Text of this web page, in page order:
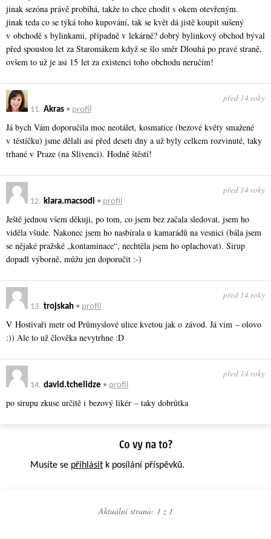
jinak sezóna právě probíhá, takže to chce chodit s okem otevřeným.
jinak teda co se týká toho kupování, tak se květ dá jistě koupit sušený
v obchodě s bylinkami, případně v lekárně? dobrý bylinkový obchod býval
před spoustou let za Staromákem když se šlo směr Dlouhá po pravé straně,
ovšem to už je asi 15 let za existenci toho obchodu neručím!
11. Akras • profil
před 14 roky
Já bych Vám doporučila moc neotálet, kosmatice (bezové květy smažené
v těstíčku) jsme dělali asi před deseti dny a už byly celkem rozvinuté, taky
trhané v Praze (na Slivenci). Hodně štěstí!
12. klara.macsodi • profil
před 14 roky
Ještě jednou všem děkuji, po tom, co jsem bez začala sledovat, jsem ho
viděla všude. Nakonec jsem ho nasbírala u kamarádů na vesnici (bála jsem
se nějaké pražské „kontaminace“, nechtěla jsem ho oplachovat). Sirup
dopadl výborně, můžu jen doporučit :-)
13. trojskah • profil
před 14 roky
V Hostivaři metr od Průmyslové ulice kvetou jak o závod. Já vím – olovo
:)) Ale to už člověka nevytrhne :D
14. david.tchelidze • profil
před 14 roky
po sirupu zkuse určitě i bezový likér – taky dobrůtka
Musíte se přihlásit k posílání příspěvků.
Aktuální strana: 1 z 1